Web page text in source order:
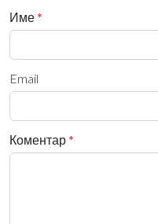
Име *
Email
Коментар *